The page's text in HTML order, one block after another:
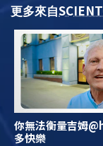
更多來自
你無法衡量吉姆
多快樂